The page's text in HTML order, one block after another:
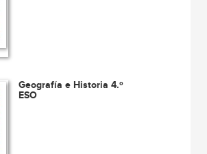
Geografía e Historia 4.º
ESO